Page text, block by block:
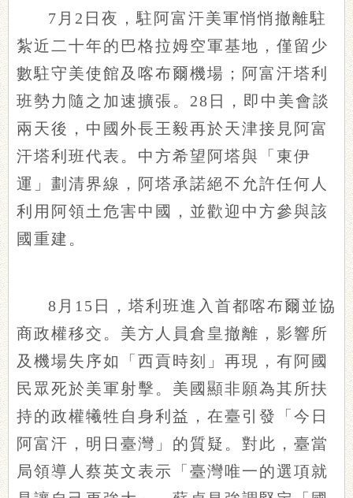
7月2日夜，駐阿富汗美軍悄悄撤離駐
紮近二十年的巴格拉姆空軍基地，僅留少
數駐守美使館及喀布爾機場；阿富汗塔利
班勢力隨之加速擴張。28日，即中美會談
兩天後，中國外長王毅再於天津接見阿富
汗塔利班代表。中方希望阿塔與「東伊
運」劃清界線，阿塔承諾絕不允許任何人
利用阿領土危害中國，並歡迎中方參與該
國重建。
8月15日，塔利班進入首都喀布爾並協
商政權移交。美方人員倉皇撤離，影響所
及機場失序如「西貢時刻」再現，有阿國
民眾死於美軍射擊。美國顯非願為其所扶
持的政權犧牲自身利益，在臺引發「今日
阿富汗，明日臺灣」的質疑。對此，臺當
局領導人蔡英文表示「臺灣唯一的選項就